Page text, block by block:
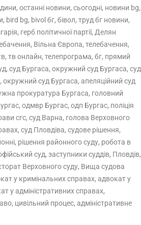
останні новини, сьогодні, новини bg,
bird bg, bivol бг, бівол, труд бг новини,
герб політичної партії, Делян
Вільна Європа, телебачення,
тв онлайн, телепрограма, бг, прямий
суд Бургаса, окружний суд Бургаса, суд
суд Бургаса, апеляційний суд
прокуратура Бургаса, головний
одмвр Бургас, одп Бургас, поліція
сгс, суд Варна, голова Верховного
суд Пловдіва, судове рішення,
рішення районного суду, робота в
суд, заступники суддів, Пловдів,
Верховного суду, Вища судова
у кримінальних справах, адвокат у
у адміністративних справах,
цивільний процес, адміністративне